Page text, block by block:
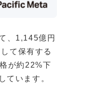
、1,145億円
て保有する
が約22%下
ています。